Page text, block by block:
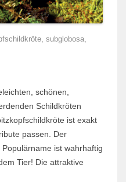
, subglobosa,
schönen,
Schildkröten
ist exakt
passen. Der
ist wahrhaftig
Tier! Die attraktive